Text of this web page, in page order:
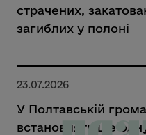
страчених,
загиблих у полоні
23.07.2026
У Полтавській
встановлять ще